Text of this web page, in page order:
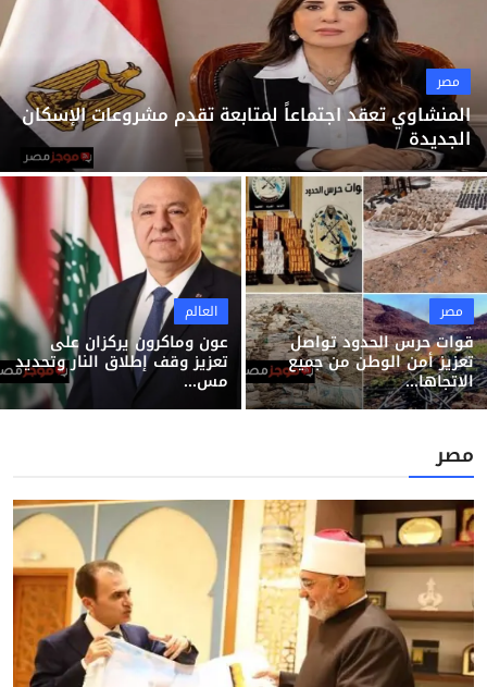
منوعات
مصر
المنشاوي تعقد اجتماعاً لمتابعة تقدم مشروعات الإسكان
الجديدة
مصر
قوات حرس الحدود تواصل
تعزيز أمن الوطن من جميع
الاتجاها...
العالم
عون وماكرون يركزان على
تعزيز وقف إطلاق النار وتحديد
مس...
مصر